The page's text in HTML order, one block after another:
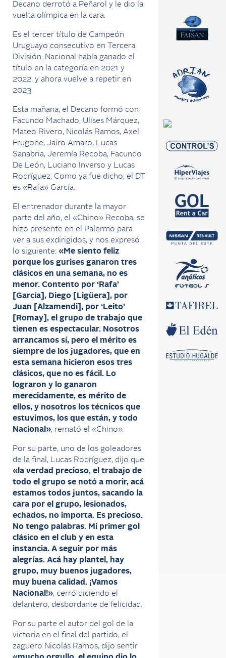
Decano derrotó a Peñarol y le dio la
vuelta olímpica en la cara.
Es el tercer título de Campeón
Uruguayo consecutivo en Tercera
División. Nacional había ganado el
título en la categoría en 2021 y
2022, y ahora vuelve a repetir en
2023.
Esta mañana, el Decano formó con
Facundo Machado, Ulises Márquez,
Mateo Rivero, Nicolás Ramos, Axel
Frugone, Jairo Amaro, Lucas
Sanabria, Jeremía Recoba, Facundo
De León, Luciano Inverso y Lucas
Rodríguez. Como ya fue dicho, el DT
es «Rafa» García.
El entrenador durante la mayor
parte del año, el «Chino» Recoba, se
hizo presente en el Palermo para
ver a sus exdirigidos, y nos expresó
lo siguiente: «Me siento feliz
porque los gurises ganaron tres
clásicos en una semana, no es
menor. Contento por ‘Rafa’
[García], Diego [Ligüera], por
Juan [Alzamendi], por ‘Leito’
[Romay], el grupo de trabajo que
tienen es espectacular. Nosotros
arrancamos sí, pero el mérito es
siempre de los jugadores, que en
esta semana hicieron esos tres
clásicos, que no es fácil. Lo
lograron y lo ganaron
merecidamente, es mérito de
ellos, y nosotros los técnicos que
estuvimos, los que están, y todo
Nacional», remató el «Chino».
Por su parte, uno de los goleadores
de la final, Lucas Rodríguez, dijo que
«la verdad precioso, el trabajo de
todo el grupo se notó a morir, acá
estamos todos juntos, sacando la
cara por el grupo, lesionados,
echados, no importa. Es precioso.
No tengo palabras. Mi primer gol
clásico en el club y en esta
instancia. A seguir por más
alegrías. Acá hay plantel, hay
grupo, muy buenos jugadores,
muy buena calidad. ¡Vamos
Nacional!», cerró diciendo el
delantero, desbordante de felicidad.
Por su parte el autor del gol de la
victoria en el final del partido, el
zaguero Nicolás Ramos, dijo sentir